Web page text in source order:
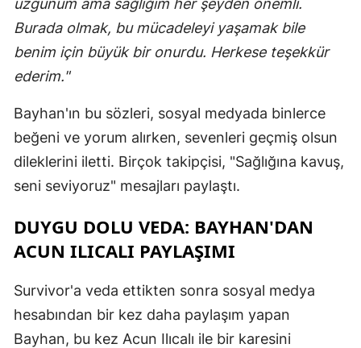
üzgünüm ama sağlığım her şeyden önemli.
Burada olmak, bu mücadeleyi yaşamak bile
benim için büyük bir onurdu. Herkese teşekkür
ederim."
Bayhan'ın bu sözleri, sosyal medyada binlerce
beğeni ve yorum alırken, sevenleri geçmiş olsun
dileklerini iletti. Birçok takipçisi, "Sağlığına kavuş,
seni seviyoruz" mesajları paylaştı.
DUYGU DOLU VEDA: BAYHAN'DAN
ACUN ILICALI PAYLAŞIMI
Survivor'a veda ettikten sonra sosyal medya
hesabından bir kez daha paylaşım yapan
Bayhan, bu kez Acun Ilıcalı ile bir karesini